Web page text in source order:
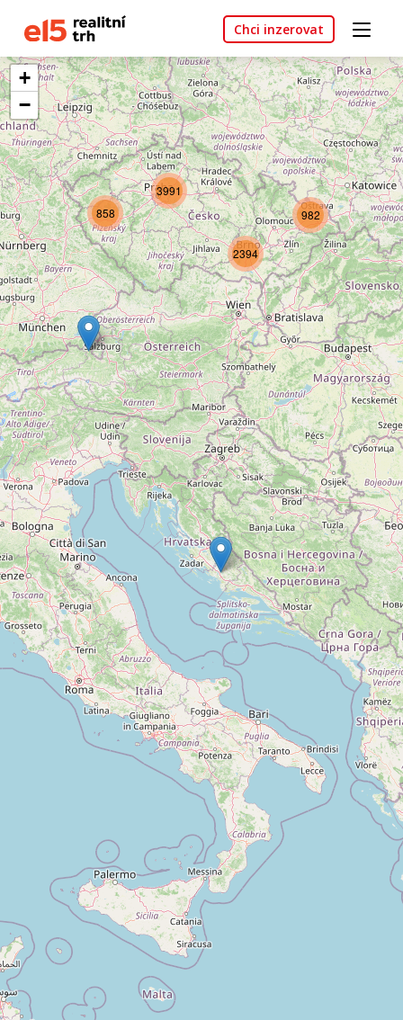
Chci inzerovat
982
2394
858
3991
+
−